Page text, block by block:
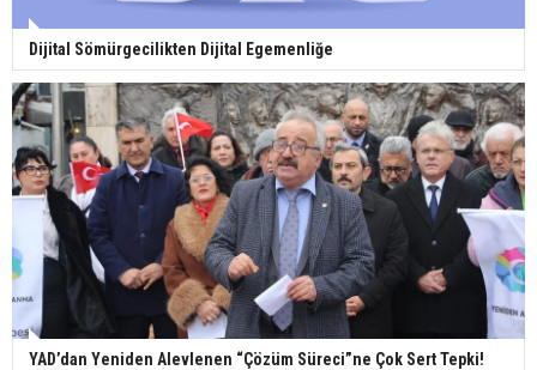
Dijital Sömürgecilikten Dijital Egemenliğe
YAD’dan Yeniden Alevlenen “Çözüm Süreci”ne Çok Sert Tepki!